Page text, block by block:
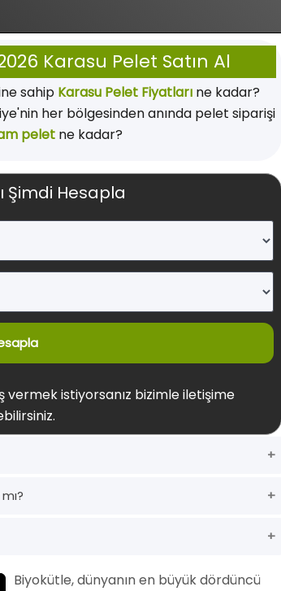
Karasu Pelet Satın Al
sahip Karasu Pelet Fiyatları ne kadar?
her bölgesinden anında pelet siparişi
peletne kadar?
Şimdi Hesapla
vermek istiyorsanız bizimle iletişime
Biyokütle, dünyanın en büyük dördüncü